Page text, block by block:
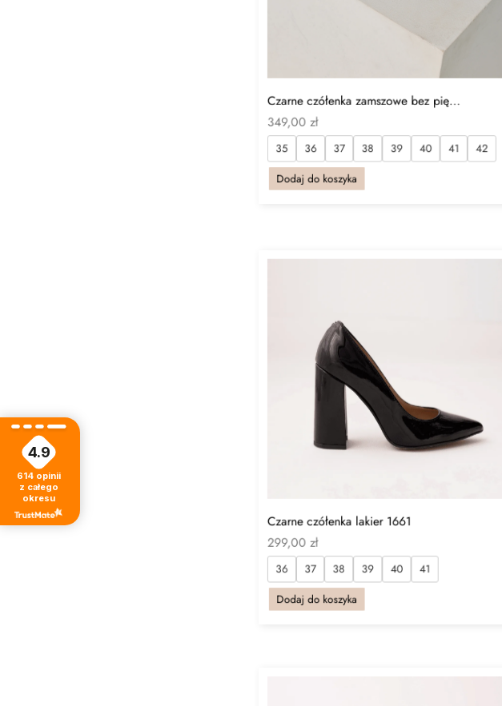
4.9
614 opinii
z całego
okresu
Czarne czółenka zamszowe bez pię...
349,00zł
35 36 37 38 39 40 41
42
Dodaj do koszyka
Czarne czółenka lakier 1661
299,00zł
36 37 38 39 40
41
Dodaj do koszyka